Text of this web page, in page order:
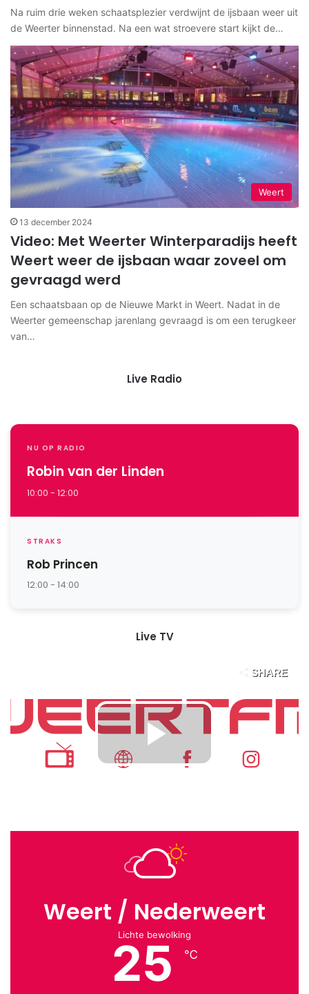
Na ruim drie weken schaatsplezier verdwijnt de ijsbaan weer uit
de Weerter binnenstad. Na een wat stroevere start kijkt de…
Weert
13 december 2024
Video: Met Weerter Winterparadijs heeft
Weert weer de ijsbaan waar zoveel om
gevraagd werd
Een schaatsbaan op de Nieuwe Markt in Weert. Nadat in de
Weerter gemeenschap jarenlang gevraagd is om een terugkeer
van…
Live Radio
NU OP RADIO
Robin van der Linden
10:00 - 12:00
STRAKS
Rob Princen
12:00 - 14:00
Live TV
Weert / Nederweert
Lichte bewolking
25 ℃